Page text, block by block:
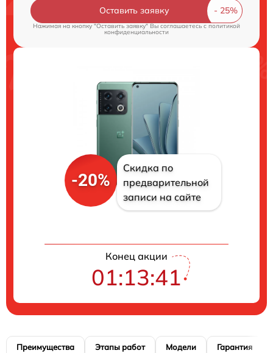
Оставить заявку
Нажимая на кнопку "Оставить заявку" Вы соглашаетесь c политикой
конфиденциальности
-20%
Скидка по
предварительной
записи на сайте
Конец акции
01:13:40
Преимущества Этапы работ Модели Гарантия